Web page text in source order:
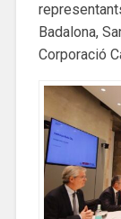
Badalona,
Corporació